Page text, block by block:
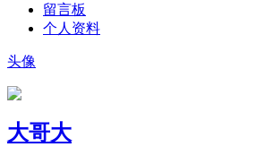
留言板
个人资料
头像
大哥大